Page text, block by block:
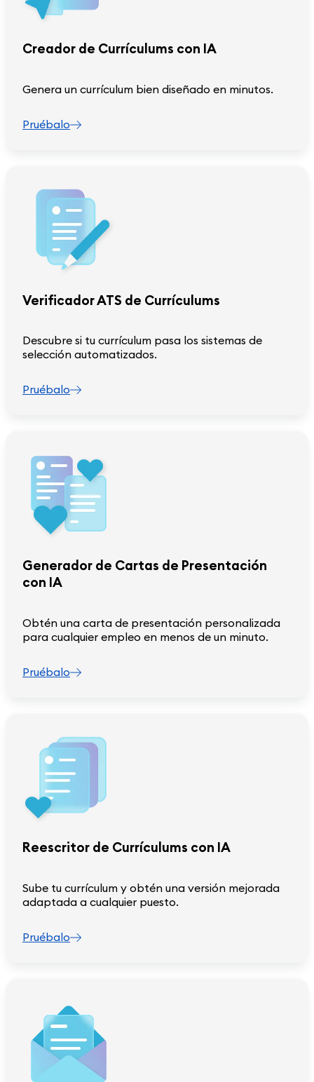
Creador de Currículums con IA
Genera un currículum bien diseñado en minutos.
Pruébalo
Verificador ATS de Currículums
Descubre si tu currículum pasa los sistemas de
selección automatizados.
Pruébalo
Generador de Cartas de Presentación
con IA
Obtén una carta de presentación personalizada
para cualquier empleo en menos de un minuto.
Pruébalo
Reescritor de Currículums con IA
Sube tu currículum y obtén una versión mejorada
adaptada a cualquier puesto.
Pruébalo